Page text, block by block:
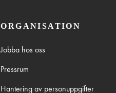
ORGANISATION
Jobba hos oss
Pressrum
Hantering av personuppgifter